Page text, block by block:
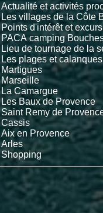
Actualité et activités
Les villages de la Côte
Points d'intérêt et
PACA camping
Lieu de tournage de la
Les plages et
Martigues
Marseille
La Camargue
Les Baux de Provence
Saint Remy de
Cassis
Aix en Provence
Arles
Shopping